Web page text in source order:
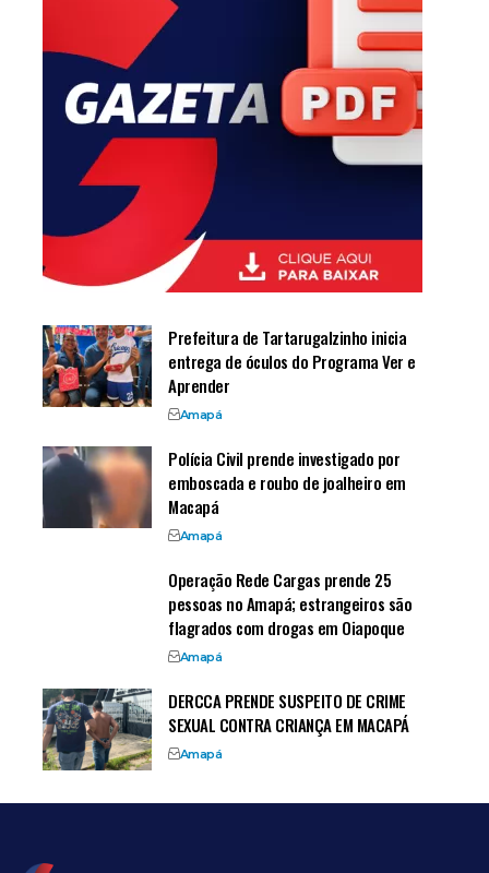
Prefeitura de Tartarugalzinho inicia
entrega de óculos do Programa Ver e
Aprender
Amapá
Polícia Civil prende investigado por
emboscada e roubo de joalheiro em
Macapá
Amapá
Operação Rede Cargas prende 25
pessoas no Amapá; estrangeiros são
flagrados com drogas em Oiapoque
Amapá
DERCCA PRENDE SUSPEITO DE CRIME
SEXUAL CONTRA CRIANÇA EM MACAPÁ
Amapá